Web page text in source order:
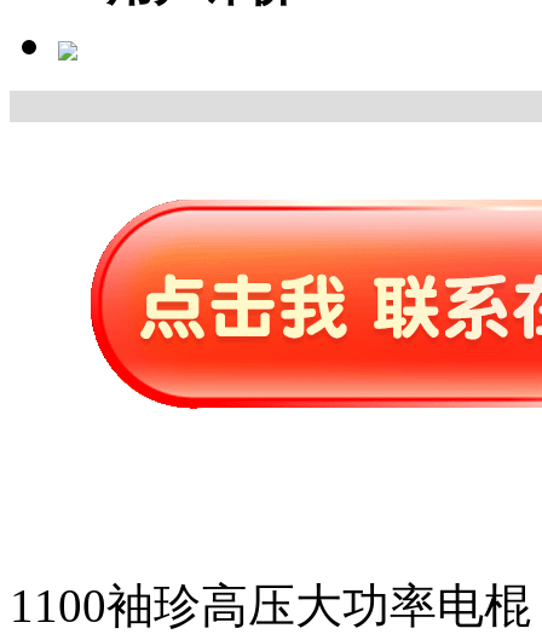
1100袖珍高压大功率电棍